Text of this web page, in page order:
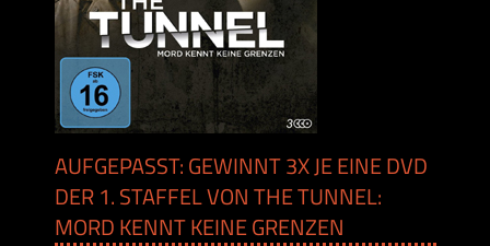
AUFGEPASST: GEWINNT 3X JE EINE DVD
DER 1. STAFFEL VON THE TUNNEL:
MORD KENNT KEINE GRENZEN